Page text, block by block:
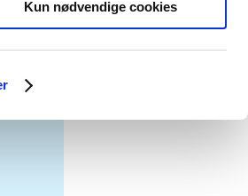
Kun nødvendige cookies